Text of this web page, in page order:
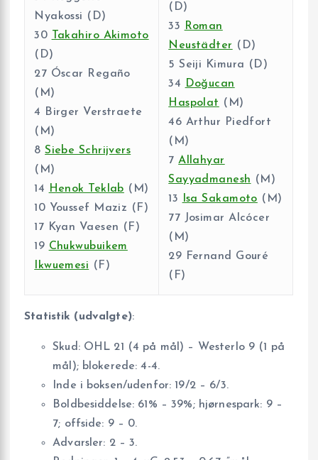
Nyakossi (D)
30
Takahiro Akimoto
(D)
27 Óscar Regaño
(M)
4 Birger Verstraete
(M)
8Siebe Schrijvers
(M)
14
Henok Teklab (M)
10 Youssef Maziz (F)
17 Kyan Vaesen (F)
19 Chukwubuikem
Ikwuemesi (F)
(D)
33
Roman
Neustädter (D)
5 Seiji Kimura (D)
34
Doğucan
Haspolat (M)
46 Arthur Piedfort
(M)
7Allahyar
Sayyadmanesh (M)
13
Isa Sakamoto (M)
77 Josimar Alcócer
(M)
29 Fernand Gouré
(F)
Statistik (udvalgte):
Skud: OHL 21 (4 på mål) – Westerlo 9 (1 på
mål); blokerede: 4-4.
Inde i boksen/udenfor: 19/2 – 6/3.
Boldbesiddelse: 61% – 39%; hjørnespark: 9 –
7; offside: 9 – 0.
Advarsler: 2 – 3.